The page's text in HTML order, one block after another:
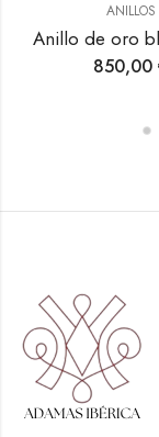
ANILLOS